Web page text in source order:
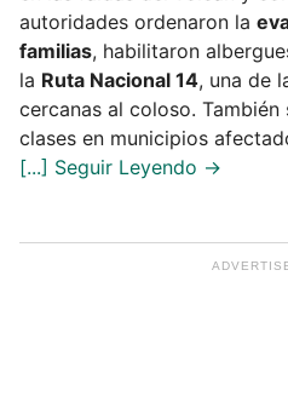
autoridades ordenaron la
familias, habilitaron
la Ruta Nacional 14, una de
cercanas al coloso. También
clases en municipios